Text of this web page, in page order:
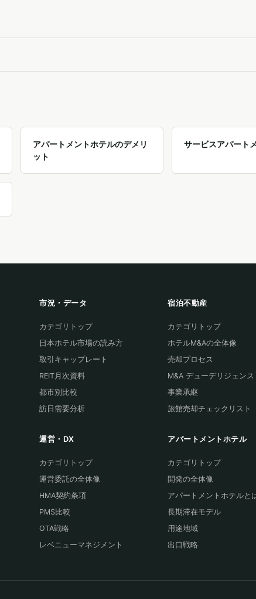
アパートメントホテルのデメリ
ット
サービスアパート
市況・データ
カテゴリトップ
日本ホテル市場の読み方
取引キャップレート
REIT月次資料
都市別比較
訪日需要分析
宿泊不動産
カテゴリトップ
ホテルM&Aの全体像
売却プロセス
M&A デューデリジェンス
事業承継
旅館売却チェックリスト
運営・DX
カテゴリトップ
運営委託の全体像
HMA契約条項
PMS比較
OTA戦略
レベニューマネジメント
アパートメントホテル
カテゴリトップ
開発の全体像
アパートメントホテルと
長期滞在モデル
用途地域
出口戦略